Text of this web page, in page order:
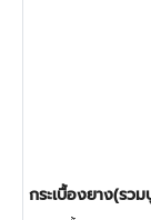
กระเบื้องยาง(รว